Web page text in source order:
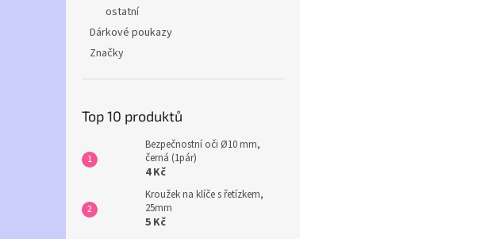
ostatní
Dárkové poukazy
Značky
Top 10 produktů
Bezpečnostní oči Ø10 mm,
černá (1pár)
4 Kč
Kroužek na klíče s řetízkem,
25mm
5 Kč